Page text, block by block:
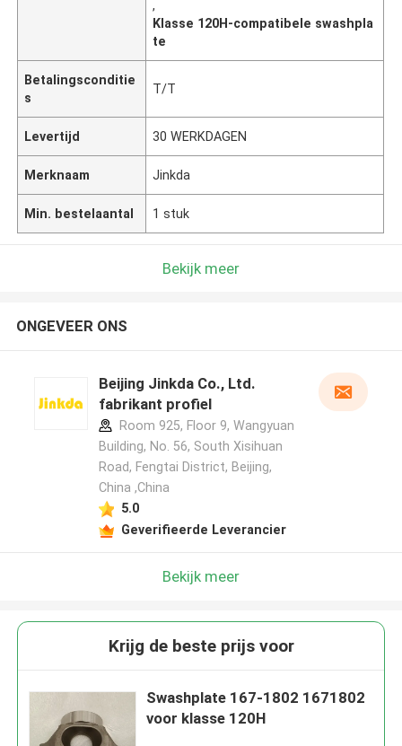
,
Klasse 120H-compatibele swashpla
te
Betalingsconditie
s
T/T
Levertijd 30 WERKDAGEN
Merknaam Jinkda
Min. bestelaantal 1 stuk
Bekijk meer
ONGEVEER ONS
Beijing Jinkda Co., Ltd.
fabrikant profiel
Room 925, Floor 9, Wangyuan
Building, No. 56, South Xisihuan
Road, Fengtai District, Beijing,
China ,China
5.0
Geverifieerde Leverancier
Bekijk meer
Krijg de beste prijs voor
Swashplate 167-1802 1671802
voor klasse 120H